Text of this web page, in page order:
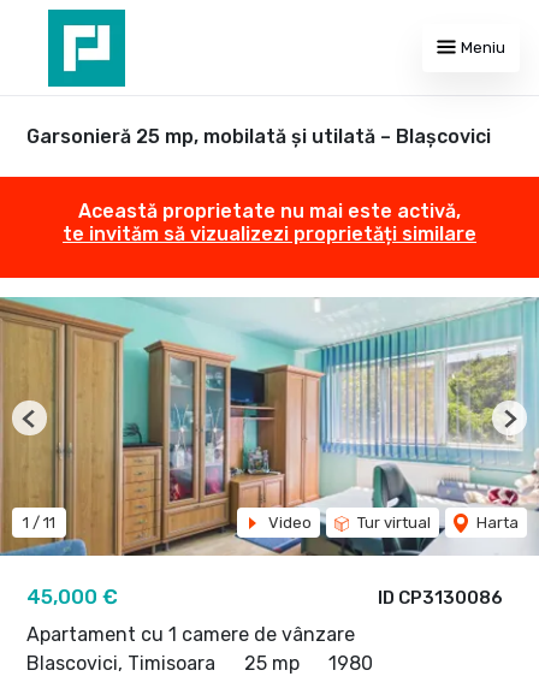
Meniu
Garsonieră 25 mp, mobilată și utilată – Blașcovici
Această proprietate nu mai este activă,
te invităm să vizualizezi proprietăți similare
ID CP3130086
45,000 €
Apartament cu 1 camere de vânzare
Blascovici, Timisoara
25 mp 1980
1 / 11 Video Tur virtual Harta
Previous